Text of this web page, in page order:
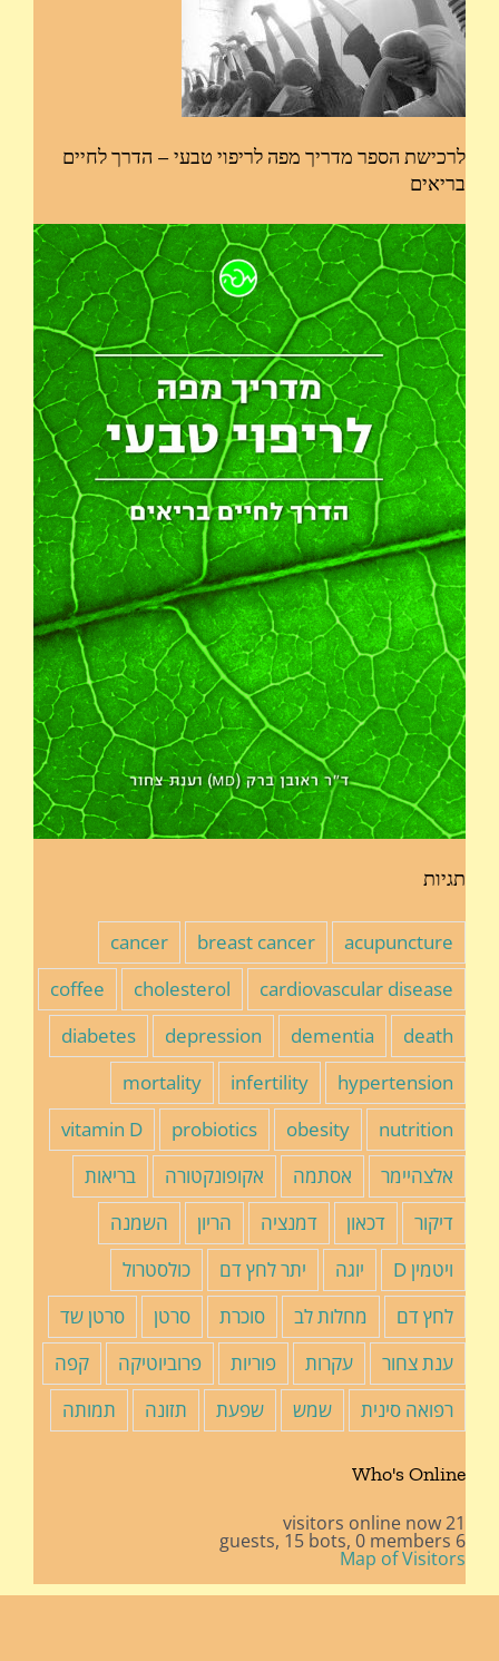
לרכישת הספר מדריך מפה לריפוי טבעי – הדרך לחיים
בריאים
תגיות
acupuncture
breast cancer
cancer
cardiovascular disease
cholesterol
coffee
death
dementia
depression
diabetes
hypertension
infertility
mortality
nutrition
obesity
probiotics
vitamin D
אלצהיימר
אסתמה אקופונקטורה
בריאות
דיקור
דכאון דמנציה הריון
השמנה
ויטמין D
יוגה יתר לחץ דם
כולסטרול
לחץ דם
מחלות לב סוכרת סרטן
סרטן שד
ענת צחור
עקרות פוריות פרוביוטיקה
קפה
רפואה סינית
שמש שפעת תזונה תמותה
Who's Online
21 visitors online now
6 guests,
15 bots, 0 members
Map of Visitors